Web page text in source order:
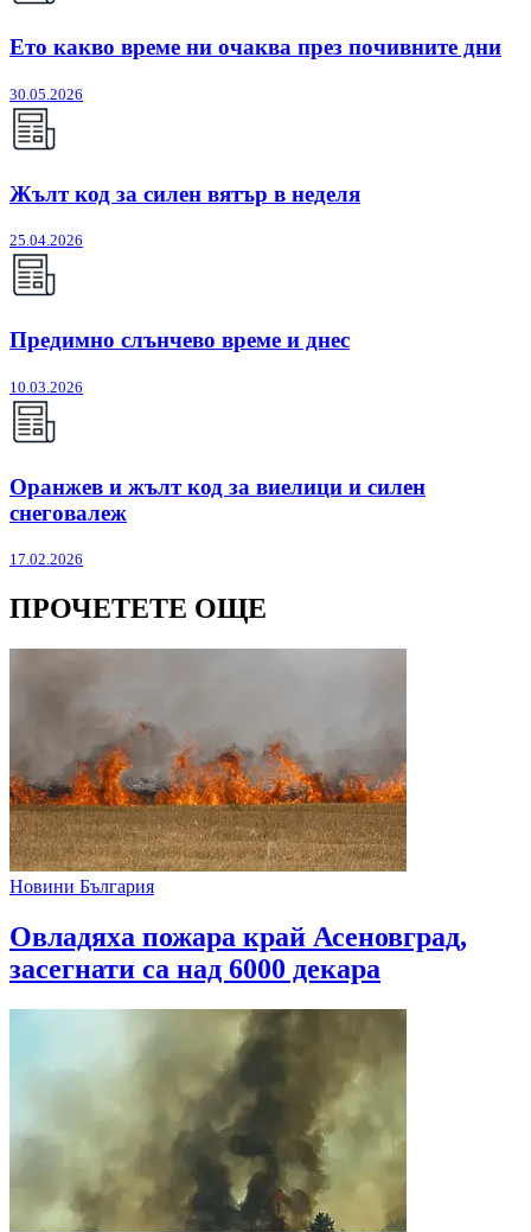
Ето какво време ни очаква през почивните дни
30.05.2026
Жълт код за силен вятър в неделя
25.04.2026
Предимно слънчево време и днес
10.03.2026
Оранжев и жълт код за виелици и силен
снеговалеж
17.02.2026
ПРОЧЕТЕТЕ ОЩЕ
Новини България
Овладяха пожара край Асеновград,
засегнати са над 6000 декара